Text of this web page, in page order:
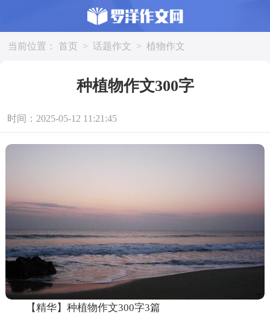
当前位置： 首页 > 话题作文 > 植物作文
种植物作文300字
时间：2025-05-12 11:21:45
【精华】种植物作文300字3篇